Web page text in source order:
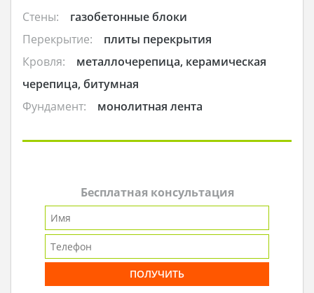
Стены:
газобетонные блоки
Перекрытие:
плиты перекрытия
Кровля:
металлочерепица, керамическая
черепица, битумная
Фундамент:
монолитная лента
Бесплатная консультация